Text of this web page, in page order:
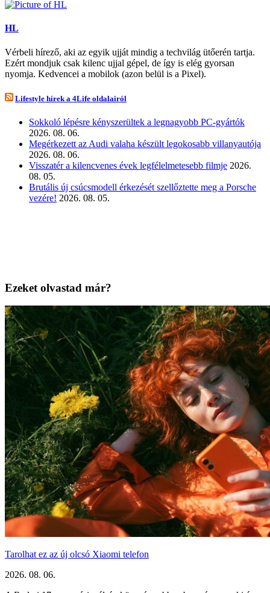
HL
Vérbeli hírező, aki az egyik ujját mindig a techvilág ütőerén tartja.
Ezért mondjuk csak kilenc ujjal gépel, de így is elég gyorsan
nyomja. Kedvencei a mobilok (azon belül is a Pixel).
Lifestyle hírek a 4Life oldalairól
Sokkoló lépésre kényszerültek a legnagyobb PC-gyártók
2026. 08. 06.
Megérkezett az Audi valaha készült legokosabb villanyautója
2026. 08. 06.
Visszatér a kilencvenes évek legfélelmetesebb filmje 2026.
08. 05.
Brutális új csúcsmodell érkezését szellőztette meg a Porsche
vezére! 2026. 08. 05.
Ezeket olvastad már?
Tarolhat ez az új olcsó Xiaomi telefon
2026. 08. 06.